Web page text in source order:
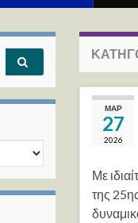
ΜΑΡ
27
2026
Με
της